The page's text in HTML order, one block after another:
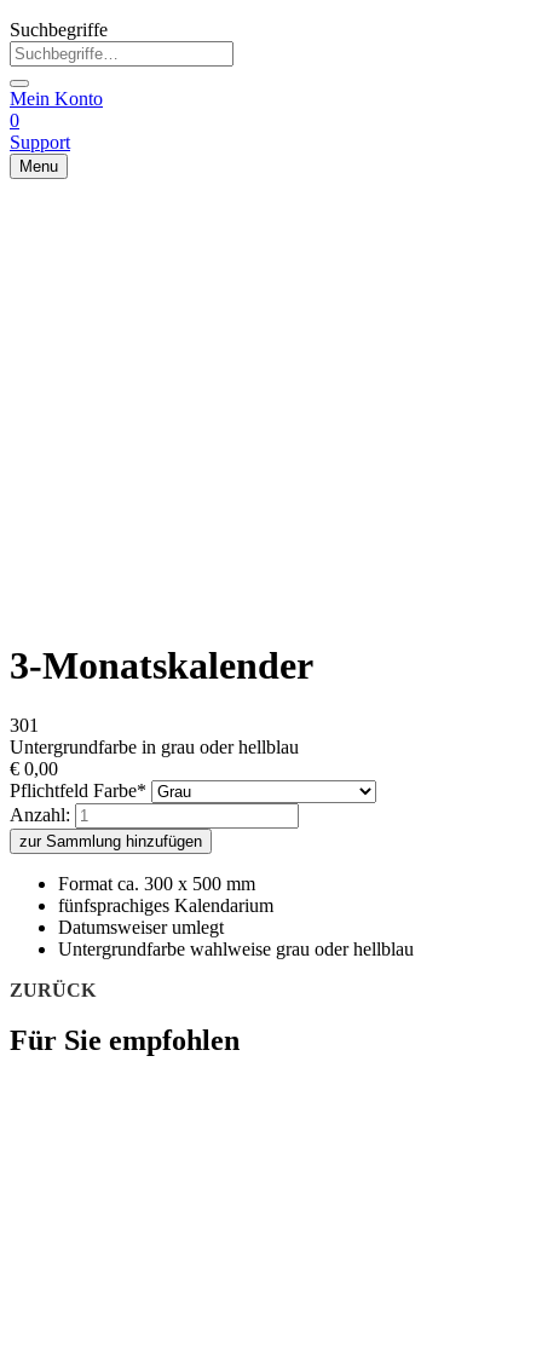
Suchbegriffe
Mein Konto
0
Support
Menu
3-Monatskalender
301
Untergrundfarbe in grau oder hellblau
€ 0,00
Pflichtfeld Farbe*
Anzahl:
zur Sammlung hinzufügen
Format ca. 300 x 500 mm
fünfsprachiges Kalendarium
Datumsweiser umlegt
Untergrundfarbe wahlweise grau oder hellblau
ZURÜCK
Für Sie empfohlen